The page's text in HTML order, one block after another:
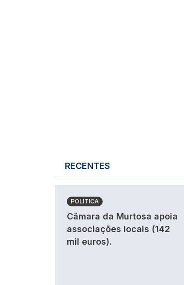
RECENTES
POLÍTICA
Câmara da Murtosa apoia
associações locais (142
mil euros).